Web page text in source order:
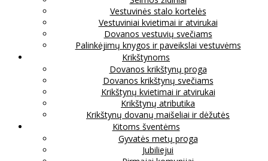
Vestuvinės stalo kortelės
Vestuviniai kvietimai ir atvirukai
Dovanos vestuvių svečiams
Palinkėjimų knygos ir paveikslai vestuvėms
Krikštynoms
Dovanos krikštynų proga
Dovanos krikštynų svečiams
Krikštynų kvietimai ir atvirukai
Krikštynų atributika
Krikštynų dovanų maišeliai ir dėžutės
Kitoms šventėms
Gyvatės metų proga
Jubiliejui